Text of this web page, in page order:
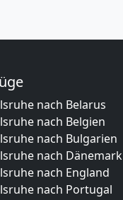
nach Belarus
nach Belgien
nach Bulgarien
nach Dänemark
nach England
nach Portugal